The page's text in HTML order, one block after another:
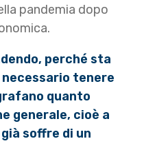
pandemia dopo
perché sta
tenere
quanto
generale, cioè a
soffre di un